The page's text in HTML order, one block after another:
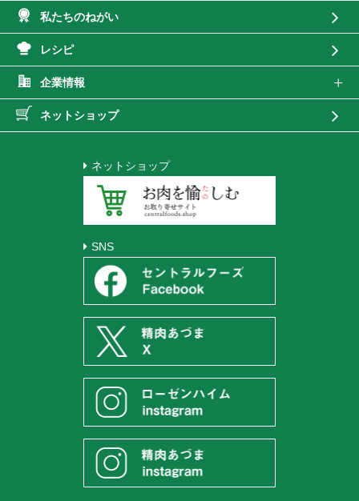
私たちのねがい
レシピ
企業情報
ネットショップ
ネットショップ
SNS